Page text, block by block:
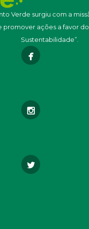
Verde surgiu com a
promover ações a favor
Sustentabilidade”.